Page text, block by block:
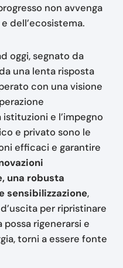
non avvenga
dell’ecosistema.
oggi, segnato da
una lenta risposta
con una visione
e l’impegno
e privato sono le
efficaci e garantire
una robusta
sensibilizzazione,
per ripristinare
rigenerarsi e
torni a essere fonte